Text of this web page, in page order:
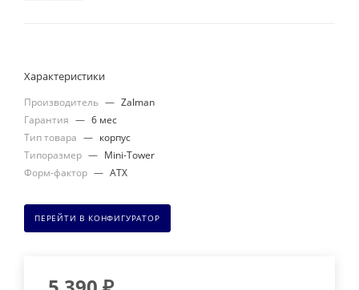
Характеристики
Производитель — Zalman
Гарантия — 6 мес
Тип товара — корпус
Типоразмер — Mini-Tower
Форм-фактор — ATX
ПЕРЕЙТИ В КОНФИГУРАТОР